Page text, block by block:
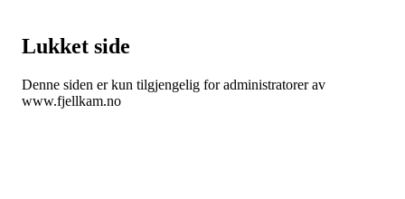
Lukket side
Denne siden er kun tilgjengelig for administratorer av
www.fjellkam.no